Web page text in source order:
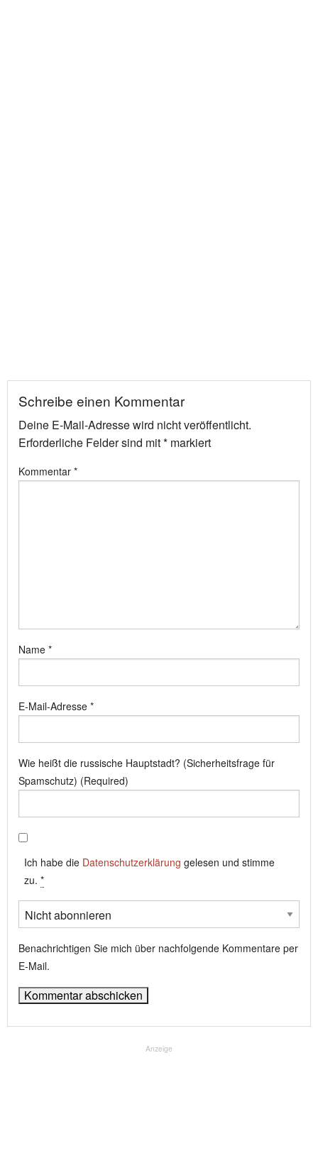
Schreibe einen Kommentar
Deine E-Mail-Adresse wird nicht veröffentlicht.
Erforderliche Felder sind mit* markiert
Kommentar *
Name *
E-Mail-Adresse *
Wie heißt die russische Hauptstadt? (Sicherheitsfrage für
Spamschutz) (Required)
Ich habe die Datenschutzerklärung gelesen und stimme
zu. *
Benachrichtigen Sie mich über nachfolgende Kommentare per
E-Mail.
Anzeige